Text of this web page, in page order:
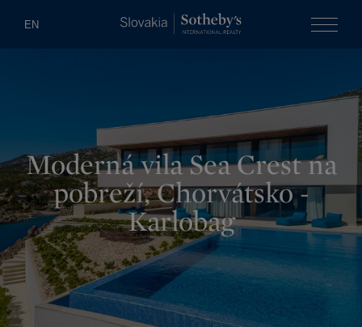
Slovakia
EN
Moderná vila Sea Crest na
pobreží, Chorvátsko -
Karlobag